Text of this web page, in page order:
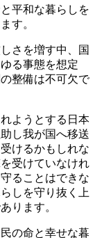
平和な暮らしを
す。
さを増す中、国
る事態を想定
整備は不可欠で
ようとする日本
し我が国へ移送
けるかもしれな
受けていなけれ
ることはできな
しを守り抜く上
ります。
の命と幸せな暮